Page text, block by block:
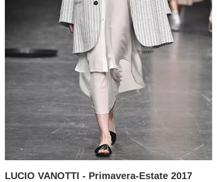
LUCIO VANOTTI - Primavera-Estate 2017